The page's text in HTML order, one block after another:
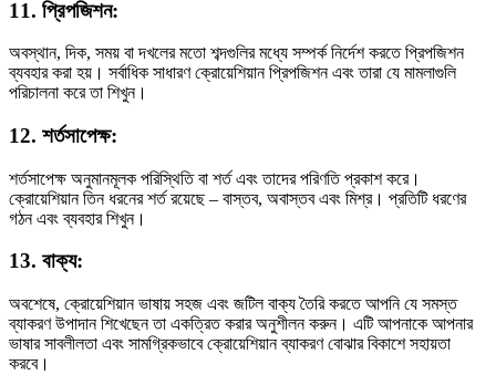
11. প্রিপজিশন:
অবস্থান, দিক, সময় বা দখলের মতো শব্দগুলির মধ্যে সম্পর্ক নির্দেশ করতে প্রিপজিশন
ব্যবহার করা হয়। সর্বাধিক সাধারণ ক্রোয়েশিয়ান প্রিপজিশন এবং তারা যে মামলাগুলি
পরিচালনা করে তা শিখুন।
12. শর্তসাপেক্ষ:
শর্তসাপেক্ষ অনুমানমূলক পরিস্থিতি বা শর্ত এবং তাদের পরিণতি প্রকাশ করে।
ক্রোয়েশিয়ান তিন ধরনের শর্ত রয়েছে – বাস্তব, অবাস্তব এবং মিশ্র। প্রতিটি ধরণের
গঠন এবং ব্যবহার শিখুন।
13. বাক্য:
অবশেষে, ক্রোয়েশিয়ান ভাষায় সহজ এবং জটিল বাক্য তৈরি করতে আপনি যে সমস্ত
ব্যাকরণ উপাদান শিখেছেন তা একত্রিত করার অনুশীলন করুন। এটি আপনাকে আপনার
ভাষার সাবলীলতা এবং সামগ্রিকভাবে ক্রোয়েশিয়ান ব্যাকরণ বোঝার বিকাশে সহায়তা
করবে।